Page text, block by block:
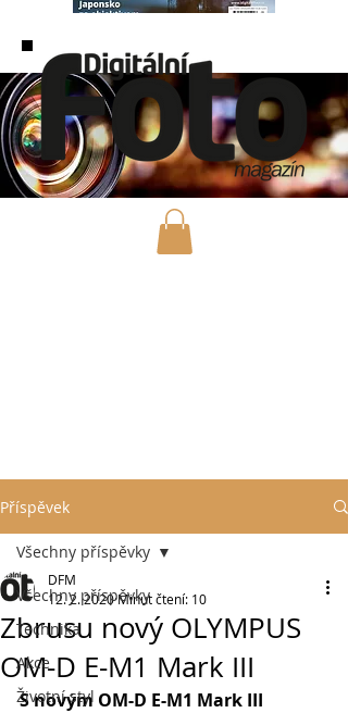
Příspěvek
Všechny příspěvky
Technika
Akce
Životní styl
Všechny příspěvky
Zbrusu nový OLYMPUS
OM-D E-M1 Mark III
DFM
12. 2. 2020 Minut čtení: 10
S novým OM-D E-M1 Mark III